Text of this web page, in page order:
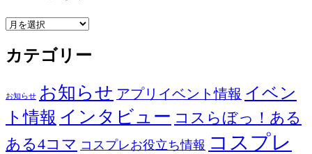
ア
カ
イ
カテゴリー
お知らせ お知らせ アプリイベント情報 イベン
ト情報 インタビュー コスらぼっ！ある
ある4コマ コスプレお役立ち情報 コスプレ